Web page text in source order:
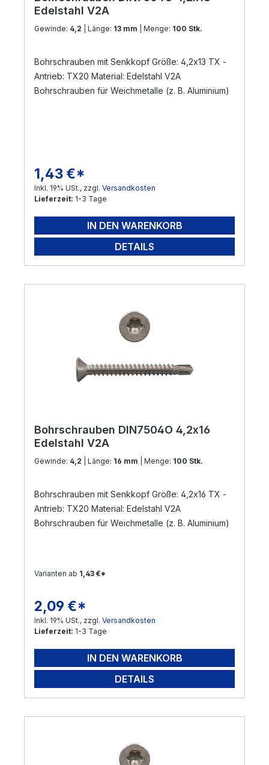
Edelstahl V2A
Gewinde: 4,2 | Länge: 13 mm | Menge: 100 Stk.
Bohrschrauben mit Senkkopf Größe: 4,2x13 TX -
Antrieb: TX20 Material: Edelstahl V2A
Bohrschrauben für Weichmetalle (z. B. Aluminium)
Regulärer Preis:
1,43 €*
Inkl. 19% USt., zzgl. Versandkosten
Lieferzeit: 1-3 Tage
IN DEN WARENKORB
DETAILS
Bohrschrauben DIN7504O 4,2x16
Edelstahl V2A
Gewinde: 4,2 | Länge: 16 mm | Menge: 100 Stk.
Bohrschrauben mit Senkkopf Größe: 4,2x16 TX -
Antrieb: TX20 Material: Edelstahl V2A
Bohrschrauben für Weichmetalle (z. B. Aluminium)
Varianten ab 1,43 €*
Regulärer Preis:
2,09 €*
Inkl. 19% USt., zzgl. Versandkosten
Lieferzeit: 1-3 Tage
IN DEN WARENKORB
DETAILS